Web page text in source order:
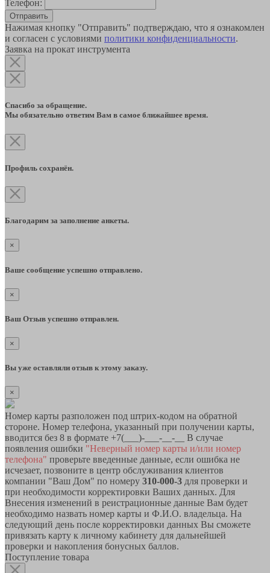
Телефон:
Отправить
Нажимая кнопку "Отправить" подтверждаю, что я ознакомлен
и согласен с условиями политики конфиденциальности.
Заявка на прокат инструмента
Спасибо за обращение.
Мы обязательно ответим Вам в самое ближайшее время.
Профиль сохранён.
Благодарим за заполнение анкеты.
×
Ваше сообщение успешно отправлено.
×
Ваш Отзыв успешно отправлен.
×
Вы уже оставляли отзыв к этому заказу.
×
Номер карты разположен под штрих-кодом на обратной
стороне. Номер телефона, указанный при получении карты,
вводится без 8 в формате +7(___)-___-__-__ В случае
появления ошибки "Неверный номер карты и/или номер
телефона" проверьте введенные данные, если ошибка не
исчезает, позвоните в центр обслуживания клиентов
компании "Ваш Дом" по номеру 310-000-3 для проверки и
при необходимости корректировки Ваших данных. Для
Внесения изменений в реистрационные данные Вам будет
необходимо назвать номер карты и Ф.И.О. владельца. На
следующий день после корректировки данных Вы сможете
привязать карту к личному кабинету для дальнейшей
проверки и накопления бонусных баллов.
Поступление товара